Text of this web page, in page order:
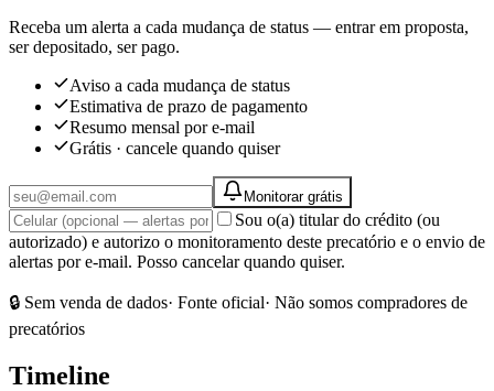
Receba um alerta a cada mudança de status — entrar em proposta,
ser depositado, ser pago.
Aviso a cada mudança de status
Estimativa de prazo de pagamento
Resumo mensal por e-mail
Grátis · cancele quando quiser
Monitorar grátis
Sou o(a) titular do crédito (ou
autorizado) e autorizo o monitoramento deste precatório e o envio de
alertas por e-mail. Posso cancelar quando quiser.
🔒 Sem venda de dados· Fonte oficial· Não somos compradores de
precatórios
Timeline